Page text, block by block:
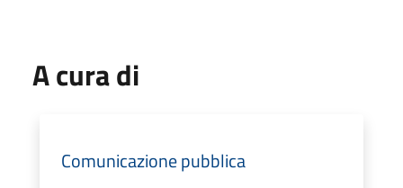
A cura di
Comunicazione pubblica